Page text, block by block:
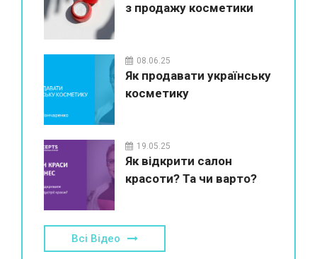
з продажу косметики
08.06.25
Як продавати українську
косметику
19.05.25
Як відкрити салон
красоти? Та чи варто?
Всі Відео